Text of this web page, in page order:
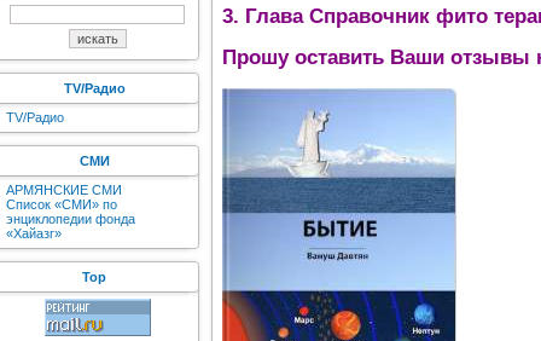
TV/Радио
TV/Радио
СМИ
АРМЯНСКИЕ СМИ
Список «СМИ» по
энциклопедии фонда
«Хайазг»
Top
3. Глава Справочник фито
Прошу оставить Ваши отзывы